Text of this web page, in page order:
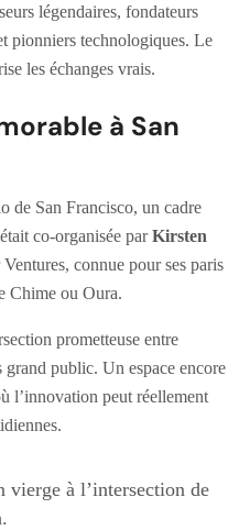
légendaires, fondateurs
pionniers technologiques. Le
les échanges vrais.
à San
de San Francisco, un cadre
co-organisée parKirsten
connue pour ses paris
Chime ou Oura.
prometteuse entre
public. Un espace encore
l’innovation peut réellement
à l’intersection de